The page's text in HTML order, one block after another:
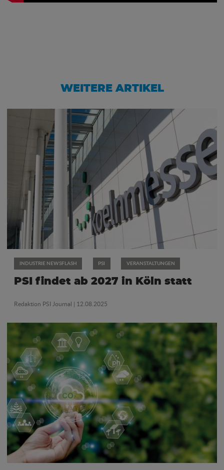
WEITERE ARTIKEL
INDUSTRIE NEWSFLASH PSI VERANSTALTUNGEN
PSI findet ab 2027 in Köln statt
Redaktion PSI Journal | 12.08.2025